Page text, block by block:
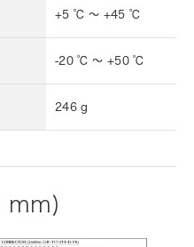
+5 ℃ ～ +45 ℃
-20 ℃ ～ +50 ℃
246 g
mm)